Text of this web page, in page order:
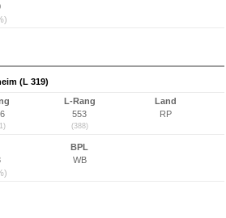
(L 319)
L-Rang
553
(388)
Land
RP
BPL
WB